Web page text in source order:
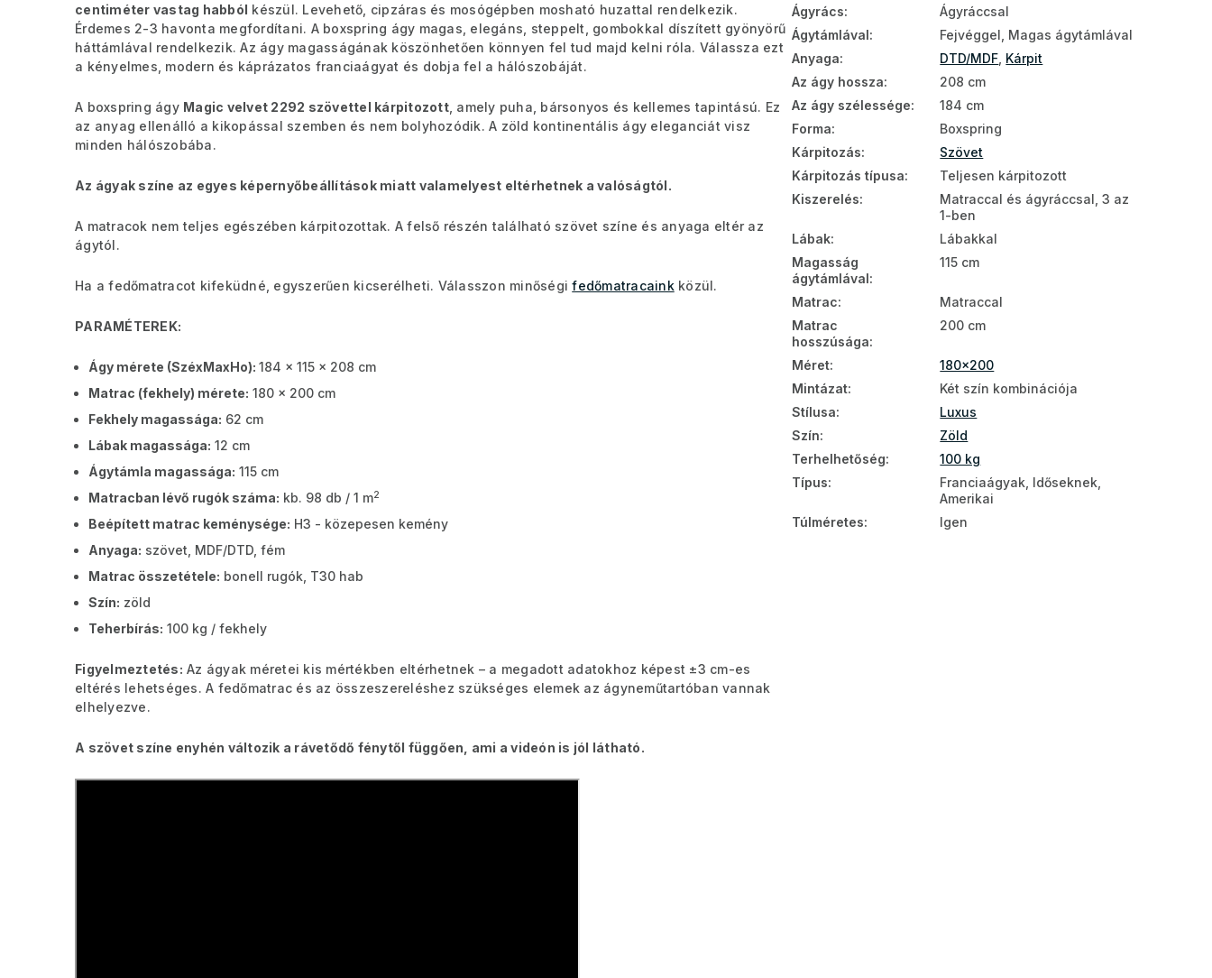
centiméter vastag habból készül. Levehető, cipzáras és mosógépben mosható huzattal rendelkezik.
Érdemes 2-3 havonta megfordítani. A boxspring ágy magas, elegáns, steppelt, gombokkal díszített gyönyörű
háttámlával rendelkezik. Az ágy magasságának köszönhetően könnyen fel tud majd kelni róla. Válassza ezt
a kényelmes, modern és káprázatos franciaágyat és dobja fel a hálószobáját.
A boxspring ágy Magic velvet 2292 szövettel kárpitozott, amely puha, bársonyos és kellemes tapintású. Ez
az anyag ellenálló a kikopással szemben és nem bolyhozódik. A zöld kontinentális ágy eleganciát visz
minden hálószobába.
Az ágyak színe az egyes képernyőbeállítások miatt valamelyest eltérhetnek a valóságtól.
A matracok nem teljes egészében kárpitozottak. A felső részén található szövet színe és anyaga eltér az
ágytól.
Ha a fedőmatracot kifeküdné, egyszerűen kicserélheti. Válasszon minőségi fedőmatracaink közül.
PARAMÉTEREK:
Ágy mérete (SzéxMaxHo): 184 x 115 x 208 cm
Matrac (fekhely) mérete: 180 x 200 cm
Fekhely magassága: 62 cm
Lábak magassága: 12 cm
Ágytámla magassága: 115 cm
Matracban lévő rugók száma: kb. 98 db / 1 m2
Beépített matrac keménysége: H3 - közepesen kemény
Anyaga: szövet, MDF/DTD, fém
Matrac összetétele: bonell rugók, T30 hab
Szín: zöld
Teherbírás: 100 kg / fekhely
Figyelmeztetés: Az ágyak méretei kis mértékben eltérhetnek – a megadott adatokhoz képest ±3 cm-es
eltérés lehetséges. A fedőmatrac és az összeszereléshez szükséges elemek az ágyneműtartóban vannak
elhelyezve.
A szövet színe enyhén változik a rávetődő fénytől függően, ami a videón is jól látható.
Ágyrács:
Ágyráccsal
Ágytámlával:
Fejvéggel, Magas ágytámlával
Anyaga: DTD/MDF Kárpit
Az ágy hossza:
208 cm
Az ágy szélessége:
184 cm
Forma:
Boxspring
Kárpitozás:
Szövet
Kárpitozás típusa:
Teljesen kárpitozott
Kiszerelés:
Matraccal és ágyráccsal, 3 az
1-ben
Lábak:
Lábakkal
Magasság
ágytámlával:
115 cm
Matrac:
Matraccal
Matrac
hosszúsága:
200 cm
Méret:
180x200
Mintázat:
Két szín kombinációja
Stílusa:
Luxus
Szín:
Zöld
Terhelhetőség:
100 kg
Típus:
Franciaágyak, Időseknek,
Amerikai
Túlméretes: Igen